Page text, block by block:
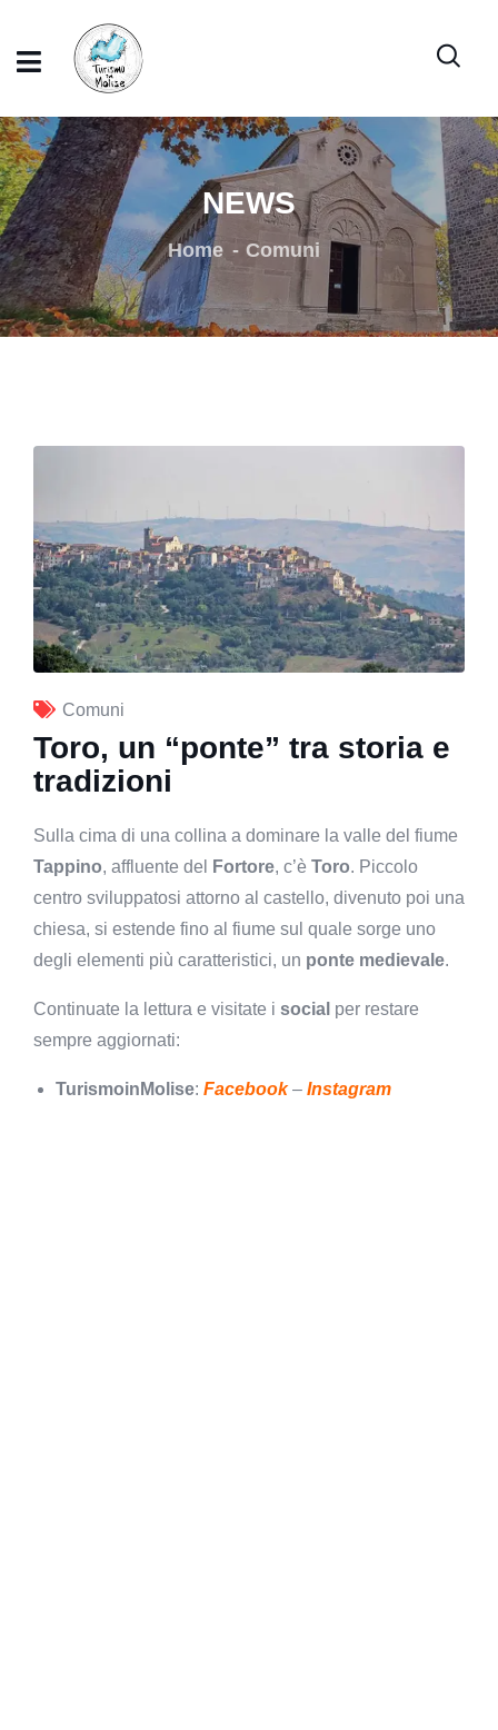
NEWS
Home Comuni
Comuni
Toro, un “ponte” tra storia e
tradizioni
Sulla cima di una collina a dominare la valle del fiume
Tappino, affluente del Fortore, c’è Toro. Piccolo
centro sviluppatosi attorno al castello, divenuto poi una
chiesa, si estende fino al fiume sul quale sorge uno
degli elementi più caratteristici, un ponte medievale.
Continuate la lettura e visitate i social per restare
sempre aggiornati:
TurismoinMolise: Facebook – Instagram